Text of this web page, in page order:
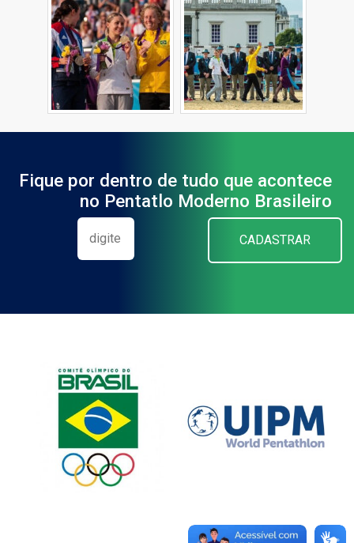
Fique por dentro de tudo que acontece
no Pentatlo Moderno Brasileiro